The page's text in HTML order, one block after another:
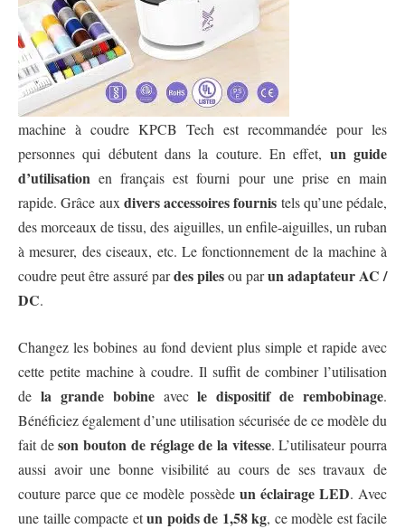
machine à coudre KPCB Tech est recommandée pour les
personnes qui débutent dans la couture. En effet, un guide
d’utilisation en français est fourni pour une prise en main
rapide. Grâce aux divers accessoires fournis tels qu’une pédale,
des morceaux de tissu, des aiguilles, un enfile-aiguilles, un ruban
à mesurer, des ciseaux, etc. Le fonctionnement de la machine à
coudre peut être assuré pardes pilesou parun adaptateur AC /
DC.
Changez les bobines au fond devient plus simple et rapide avec
cette petite machine à coudre. Il suffit de combiner l’utilisation
de la grande bobineavecle dispositif de rembobinage.
Bénéficiez également d’une utilisation sécurisée de ce modèle du
fait deson bouton de réglage de la vitesse. L’utilisateur pourra
aussi avoir une bonne visibilité au cours de ses travaux de
couture parce que ce modèle possèdeun éclairage LED. Avec
une taille compacte etun poids de 1,58 kg, ce modèle est facile